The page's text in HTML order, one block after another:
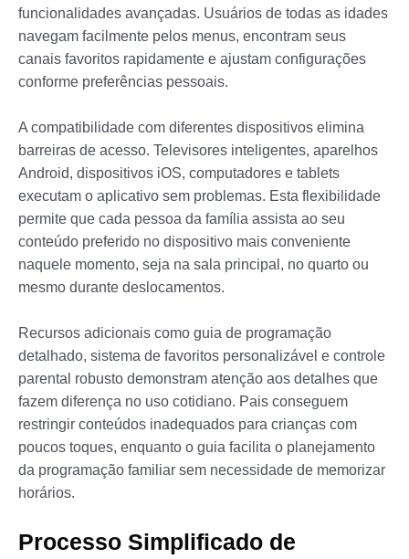
funcionalidades avançadas. Usuários de todas as idades
navegam facilmente pelos menus, encontram seus
canais favoritos rapidamente e ajustam configurações
conforme preferências pessoais.
A compatibilidade com diferentes dispositivos elimina
barreiras de acesso. Televisores inteligentes, aparelhos
Android, dispositivos iOS, computadores e tablets
executam o aplicativo sem problemas. Esta flexibilidade
permite que cada pessoa da família assista ao seu
conteúdo preferido no dispositivo mais conveniente
naquele momento, seja na sala principal, no quarto ou
mesmo durante deslocamentos.
Recursos adicionais como guia de programação
detalhado, sistema de favoritos personalizável e controle
parental robusto demonstram atenção aos detalhes que
fazem diferença no uso cotidiano. Pais conseguem
restringir conteúdos inadequados para crianças com
poucos toques, enquanto o guia facilita o planejamento
da programação familiar sem necessidade de memorizar
horários.
Processo Simplificado de